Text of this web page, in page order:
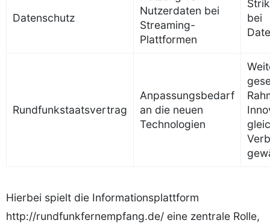
Datenschutz
Nutzerdaten bei
Streaming-
Plattformen
bei
Rundfunkstaatsvertrag
Anpassungsbedarf
an die neuen
Technologien
Hierbei spielt die Informationsplattform
http://rundfunkfernempfang.de/ eine zentrale Rolle,